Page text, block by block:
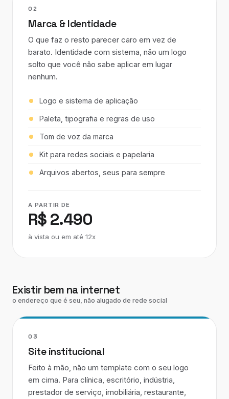
02
Marca & Identidade
O que faz o resto parecer caro em vez de
barato. Identidade com sistema, não um logo
solto que você não sabe aplicar em lugar
nenhum.
Logo e sistema de aplicação
Paleta, tipografia e regras de uso
Tom de voz da marca
Kit para redes sociais e papelaria
Arquivos abertos, seus para sempre
A PARTIR DE
R$ 2.490
à vista ou em até 12x
Existir bem na internet
o endereço que é seu, não alugado de rede social
03
Site institucional
Feito à mão, não um template com o seu logo
em cima. Para clínica, escritório, indústria,
prestador de serviço, imobiliária, restaurante,